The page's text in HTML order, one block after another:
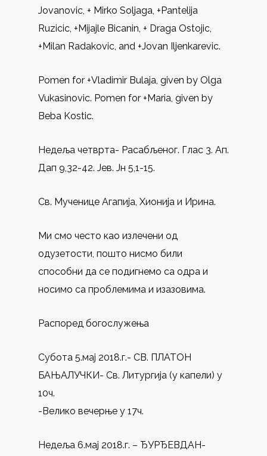
Jovanovic, + Mirko Soljaga, +Pantelija
Ruzicic, +Mijajle Bicanin, + Draga Ostojic,
+Milan Radakovic, and +Jovan Iljenkarevic.
Pomen for +Vladimir Bulaja, given by Olga
Vukasinovic. Pomen for +Maria, given by
Beba Kostic.
Недеља четврта- Расабљеног. Глас 3. Ап.
Дап 9,32-42. Јев. Јн 5,1-15.
Св. Мученице Агапија, Хионија и Ирина.
Ми смо често као излечени од
одузетости, пошто нисмо били
способни да се подигнемо са одра и
носимо са проблемима и изазовима.
Распоред богослужења
Субота 5.мај 2018.г.- СВ. ПЛАТОН
БАЊАЛУЧКИ- Св. Литургија (у капели) у
10ч.
-Велико вечерње у 17ч.
Недеља 6.мај 2018.г. – ЂУРЂЕВДАН-